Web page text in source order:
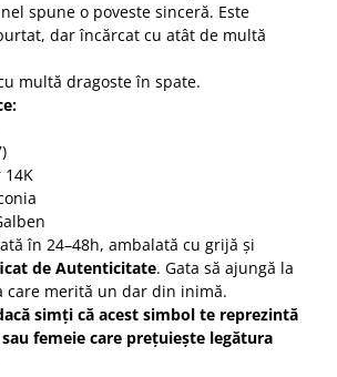
spune o poveste sinceră. Este
dar încărcat cu atât de multă
multă dragoste în spate.
în 24–48h, ambalată cu grijă și
de Autenticitate. Gata să ajungă la
care merită un dar din inimă.
simți că acest simbol te reprezintă
femeie care prețuiește legătura